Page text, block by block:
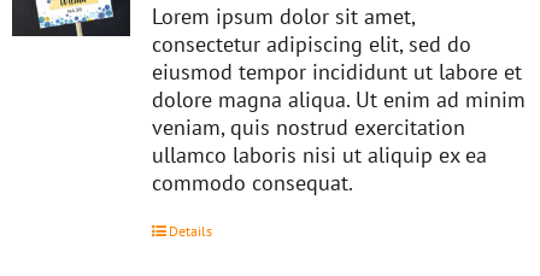
Lorem ipsum dolor sit amet,
consectetur adipiscing elit, sed do
eiusmod tempor incididunt ut labore et
dolore magna aliqua. Ut enim ad minim
veniam, quis nostrud exercitation
ullamco laboris nisi ut aliquip ex ea
commodo consequat.
Details